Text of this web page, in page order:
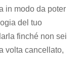
in modo da poter
del tuo
finché non sei
volta cancellato,